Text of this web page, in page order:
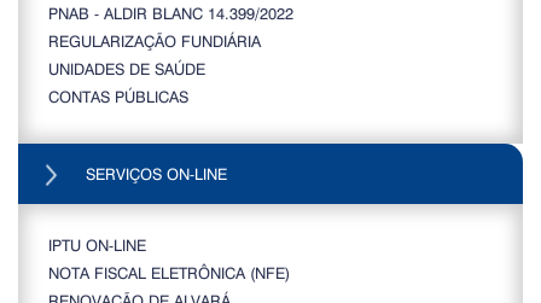
PNAB - ALDIR BLANC 14.399/2022
REGULARIZAÇÃO FUNDIÁRIA
UNIDADES DE SAÚDE
CONTAS PÚBLICAS
SERVIÇOS ON-LINE
IPTU ON-LINE
NOTA FISCAL ELETRÔNICA (NFE)